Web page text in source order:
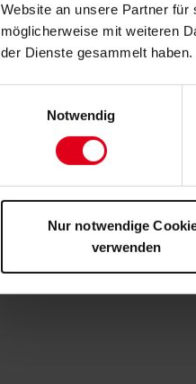
Website an unsere Partner für
möglicherweise mit weiteren
der Dienste gesammelt haben.
Notwendig
Nur notwendige
verwenden